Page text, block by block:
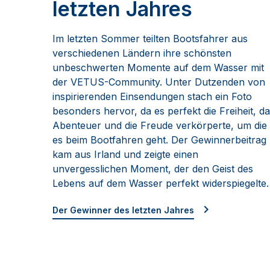
letzten Jahres
Im letzten Sommer teilten Bootsfahrer aus
verschiedenen Ländern ihre schönsten
unbeschwerten Momente auf dem Wasser mit
der VETUS-Community. Unter Dutzenden von
inspirierenden Einsendungen stach ein Foto
besonders hervor, da es perfekt die Freiheit,
Abenteuer und die Freude verkörperte, um die
es beim Bootfahren geht. Der Gewinnerbeitrag
kam aus Irland und zeigte einen
unvergesslichen Moment, der den Geist des
Lebens auf dem Wasser perfekt widerspiegelte.
Der Gewinner des letzten Jahres